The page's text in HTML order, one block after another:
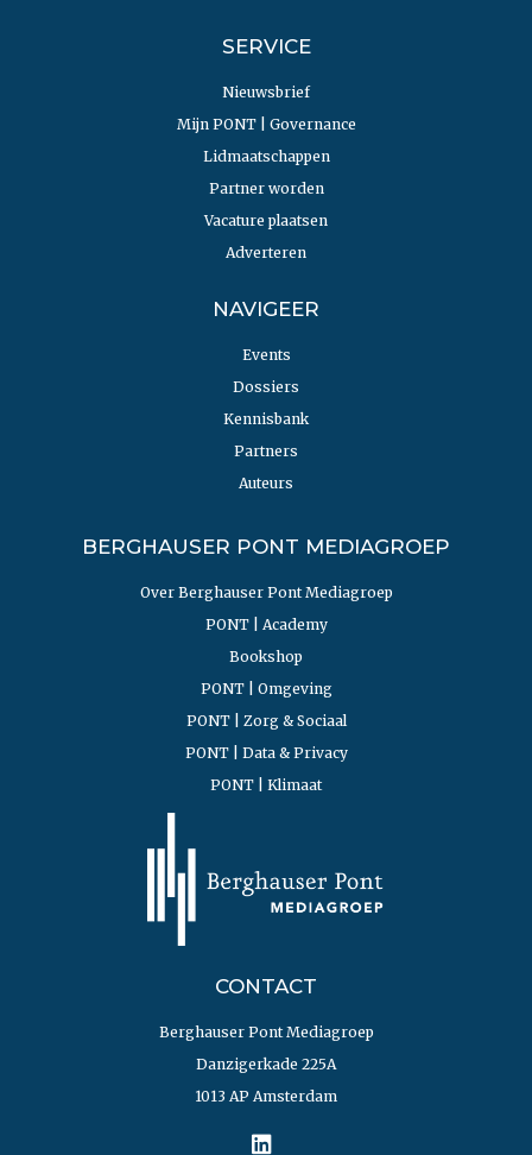
SERVICE
Nieuwsbrief
Mijn PONT | Governance
Lidmaatschappen
Partner worden
Vacature plaatsen
Adverteren
NAVIGEER
Events
Dossiers
Kennisbank
Partners
Auteurs
BERGHAUSER PONT MEDIAGROEP
Over Berghauser Pont Mediagroep
PONT | Academy
Bookshop
PONT | Omgeving
PONT | Zorg & Sociaal
PONT | Data & Privacy
PONT | Klimaat
CONTACT
Berghauser Pont Mediagroep
Danzigerkade 225A
1013 AP Amsterdam